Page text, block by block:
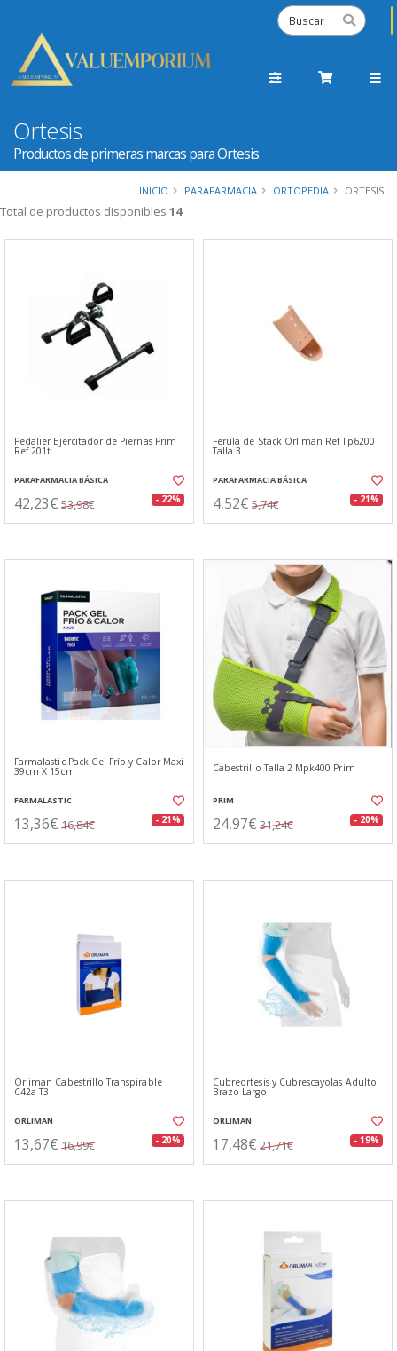
Ortesis
Productos de primeras marcas para Ortesis
INICIO PARAFARMACIA ORTOPEDIA ORTESIS
Total de productos disponibles 14
Pedalier Ejercitador de Piernas Prim
Ref 201t
PARAFARMACIA BÁSICA
42,23€ 53,98€ - 22%
Ferula de Stack Orliman Ref Tp6200
Talla 3
PARAFARMACIA BÁSICA
4,52€ 5,74€ - 21%
Farmalastic Pack Gel Frío y Calor Maxi
39cm X 15cm
FARMALASTIC
13,36€ 16,84€ - 21%
Cabestrillo Talla 2 Mpk400 Prim
PRIM
24,97€ 31,24€ - 20%
Orliman Cabestrillo Transpirable
C42a T3
ORLIMAN
13,67€ 16,99€ - 20%
Cubreortesis y Cubrescayolas Adulto
Brazo Largo
ORLIMAN
17,48€ 21,71€ - 19%